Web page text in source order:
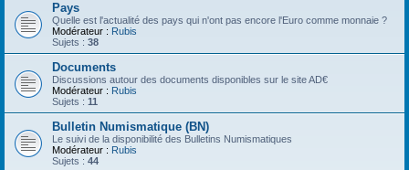
Pays
Quelle est l'actualité des pays qui n'ont pas encore l'Euro comme monnaie ?
Modérateur : Rubis
Sujets : 38
Documents
Discussions autour des documents disponibles sur le site AD€
Modérateur : Rubis
Sujets : 11
Bulletin Numismatique (BN)
Le suivi de la disponibilité des Bulletins Numismatiques
Modérateur : Rubis
Sujets : 44